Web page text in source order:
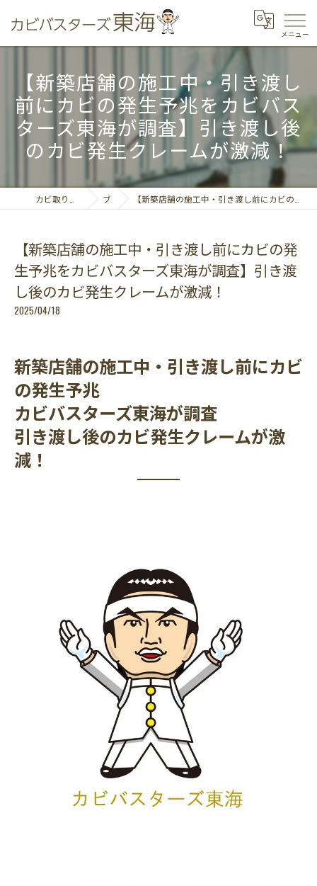
【新築店舗の施工中・引き渡し
前にカビの発生予兆をカビバス
ターズ東海が調査】引き渡し後
のカビ発生クレームが激減！
ブログ 【新築店舗の施工中・引き渡し前にカビの発生予兆をカビバスターズ東海が調査】引き渡し後のカビ発生クレームが激減！
【新築店舗の施工中・引き渡し前にカビの発
生予兆をカビバスターズ東海が調査】引き渡
し後のカビ発生クレームが激減！
2025/04/18
新築店舗の施工中・引き渡し前にカビ
の発生予兆
カビバスターズ東海が調査
引き渡し後のカビ発生クレームが激
減！